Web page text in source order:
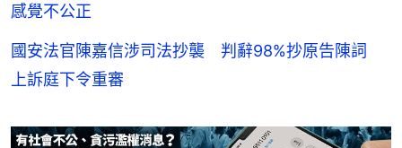
感覺不公正
國安法官陳嘉信涉司法抄襲 判辭98%抄原告陳詞
上訴庭下令重審